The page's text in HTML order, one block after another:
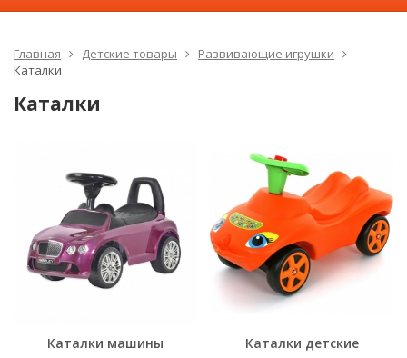
Главная Детские товары
Развивающие игрушки
Каталки
Каталки
Каталки машины
Каталки детские